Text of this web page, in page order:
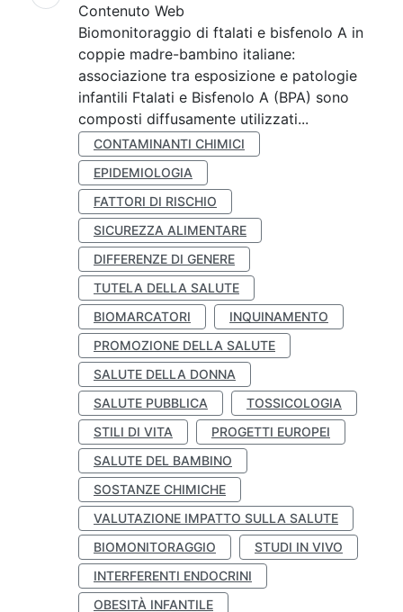
Contenuto Web
Biomonitoraggio di ftalati e bisfenolo A in
coppie madre-bambino italiane:
associazione tra esposizione e patologie
infantili Ftalati e Bisfenolo A (BPA) sono
composti diffusamente utilizzati...
CONTAMINANTI CHIMICI
EPIDEMIOLOGIA
FATTORI DI RISCHIO
SICUREZZA ALIMENTARE
DIFFERENZE DI GENERE
TUTELA DELLA SALUTE
BIOMARCATORI
INQUINAMENTO
PROMOZIONE DELLA SALUTE
SALUTE DELLA DONNA
SALUTE PUBBLICA
TOSSICOLOGIA
STILI DI VITA
PROGETTI EUROPEI
SALUTE DEL BAMBINO
SOSTANZE CHIMICHE
VALUTAZIONE IMPATTO SULLA SALUTE
BIOMONITORAGGIO
STUDI IN VIVO
INTERFERENTI ENDOCRINI
OBESITÀ INFANTILE